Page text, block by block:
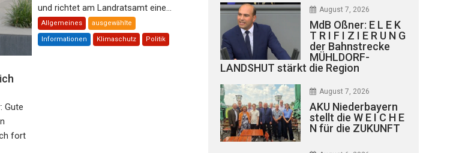
Gute
fort
und richtet am Landratsamt eine...
Allgemeines ausgewählte
Informationen Klimaschutz Politik
August 7, 2026
MdB Oßner: E L E K
T R I F I Z I E R U N G
der Bahnstrecke
MÜHLDORF-
LANDSHUT stärkt die Region
August 7, 2026
AKU Niederbayern
stellt die W E I C H E
N für die ZUKUNFT